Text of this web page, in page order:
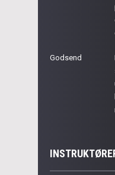
Godsend